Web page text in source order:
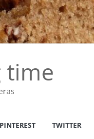
time
PINTEREST TWITTER